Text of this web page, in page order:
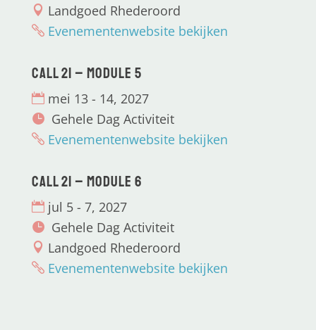
Landgoed Rhederoord
Evenementenwebsite bekijken
CALL 21 – Module 5
mei 13 - 14, 2027
Gehele Dag Activiteit
Evenementenwebsite bekijken
CALL 21 – Module 6
jul 5 - 7, 2027
Gehele Dag Activiteit
Landgoed Rhederoord
Evenementenwebsite bekijken